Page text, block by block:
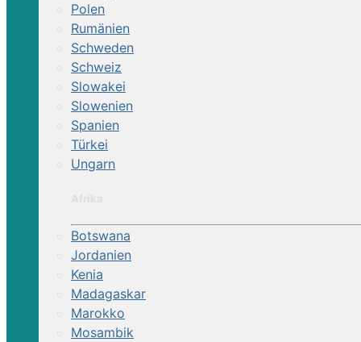
Polen
Rumänien
Schweden
Schweiz
Slowakei
Slowenien
Spanien
Türkei
Ungarn
Botswana
Jordanien
Kenia
Madagaskar
Marokko
Mosambik